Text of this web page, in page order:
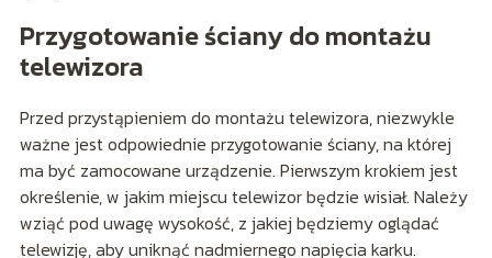
Przygotowanie ściany do montażu
telewizora
Przed przystąpieniem do montażu telewizora, niezwykle
ważne jest odpowiednie przygotowanie ściany, na której
ma być zamocowane urządzenie. Pierwszym krokiem jest
określenie, w jakim miejscu telewizor będzie wisiał. Należy
wziąć pod uwagę wysokość, z jakiej będziemy oglądać
telewizję, aby uniknąć nadmiernego napięcia karku.